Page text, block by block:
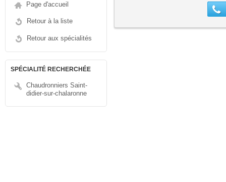
Page d'accueil
Retour à la liste
Retour aux spécialités
SPÉCIALITÉ RECHERCHÉE
Chaudronniers Saint-
didier-sur-chalaronne